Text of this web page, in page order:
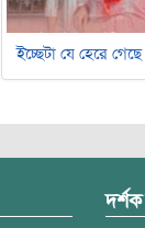
ইচ্ছেটা যে হেরে গেছে